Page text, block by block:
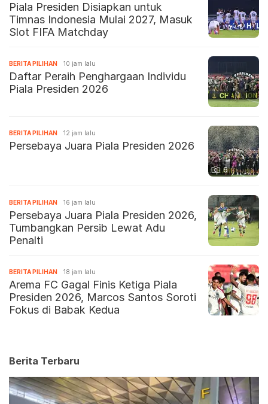
Piala Presiden Disiapkan untuk
Timnas Indonesia Mulai 2027, Masuk
Slot FIFA Matchday
BERITA PILIHAN 10 jam lalu
Daftar Peraih Penghargaan Individu
Piala Presiden 2026
6
BERITA PILIHAN 12 jam lalu
Persebaya Juara Piala Presiden 2026
BERITA PILIHAN 16 jam lalu
Persebaya Juara Piala Presiden 2026,
Tumbangkan Persib Lewat Adu
Penalti
BERITA PILIHAN 18 jam lalu
Arema FC Gagal Finis Ketiga Piala
Presiden 2026, Marcos Santos Soroti
Fokus di Babak Kedua
Berita Terbaru